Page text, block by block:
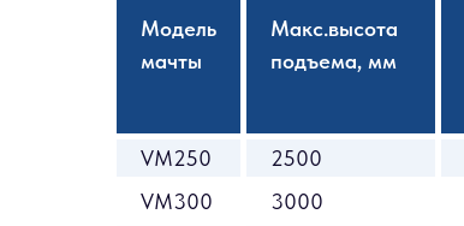
Модель
мачты
Макс.высота
подъема, мм
VM250 2500
VM300
3000